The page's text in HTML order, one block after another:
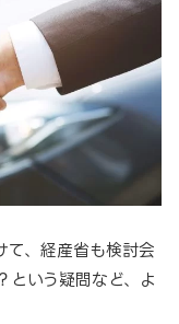
て、経産省も検討会
という疑問など、よ